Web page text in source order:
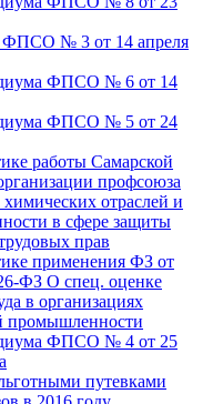
ФПСО № 3 от 14 апреля
ФПСО № 6 от 14
ФПСО № 5 от 24
работы Самарской
профсоюза
химических отраслей и
в сфере защиты
прав
применения ФЗ от
ФЗ О спец. оценке
в организациях
промышленности
ФПСО № 4 от 25
путевками